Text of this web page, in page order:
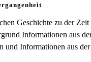
Geschichte zu der Zeit
Informationen aus
und Informationen aus